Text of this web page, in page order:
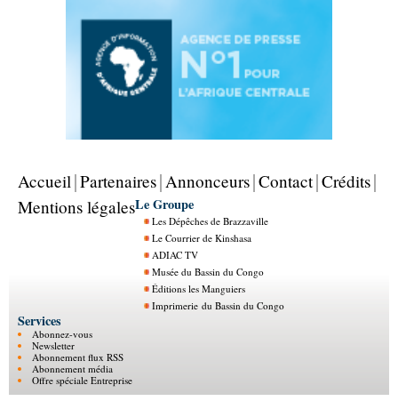
Accueil Partenaires Annonceurs Contact Crédits
Mentions légalesLe Groupe
Les Dépêches de Brazzaville
Le Courrier de Kinshasa
ADIAC TV
Musée du Bassin du Congo
Éditions les Manguiers
Imprimerie du Bassin du Congo
Services
Abonnez-vous
Newsletter
Abonnement flux RSS
Abonnement média
Offre spéciale Entreprise